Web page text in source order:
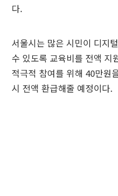
다.
서울시는 많은 시민이 디지
수 있도록 교육비를 전액 지
적극적 참여를 위해 40만원
시 전액 환급해줄 예정이다.